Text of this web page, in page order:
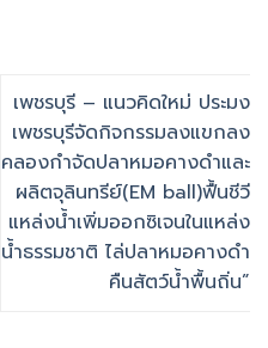
เพชรบุรี – แนวคิดใหม่ ประมง
เพชรบุรีจัดกิจกรรมลงแขกลง
คลองกำจัดปลาหมอคางดำและ
ผลิตจุลินทรีย์(EM ball)ฟื้นชีวี
แหล่งน้ำเพิ่มออกซิเจนในแหล่ง
น้ำธรรมชาติ ไล่ปลาหมอคางดำ
คืนสัตว์น้ำพื้นถิ่น”